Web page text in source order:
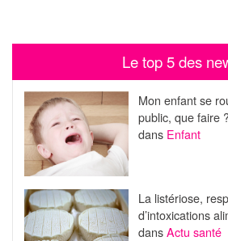
Le top 5 des
Mon enfant se
public, que faire
dans Enfant
La listériose,
d’intoxications
dansActu santé